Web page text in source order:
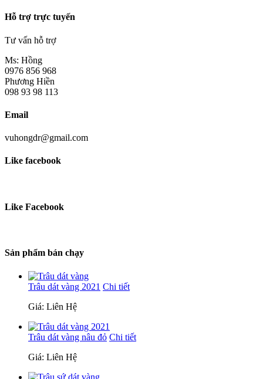
Hỗ trợ trực tuyến
Tư vấn hỗ trợ
Ms: Hồng
0976 856 968
Phương Hiền
098 93 98 113
Email
vuhongdr@gmail.com
Like facebook
Like Facebook
Sản phẩm bán chạy
Trâu dát vàng 2021 Chi tiết
Giá: Liên Hệ
Trâu dát vàng nâu đỏ Chi tiết
Giá: Liên Hệ